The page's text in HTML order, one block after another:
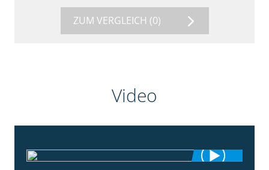
ZUM VERGLEICH (0)
Video